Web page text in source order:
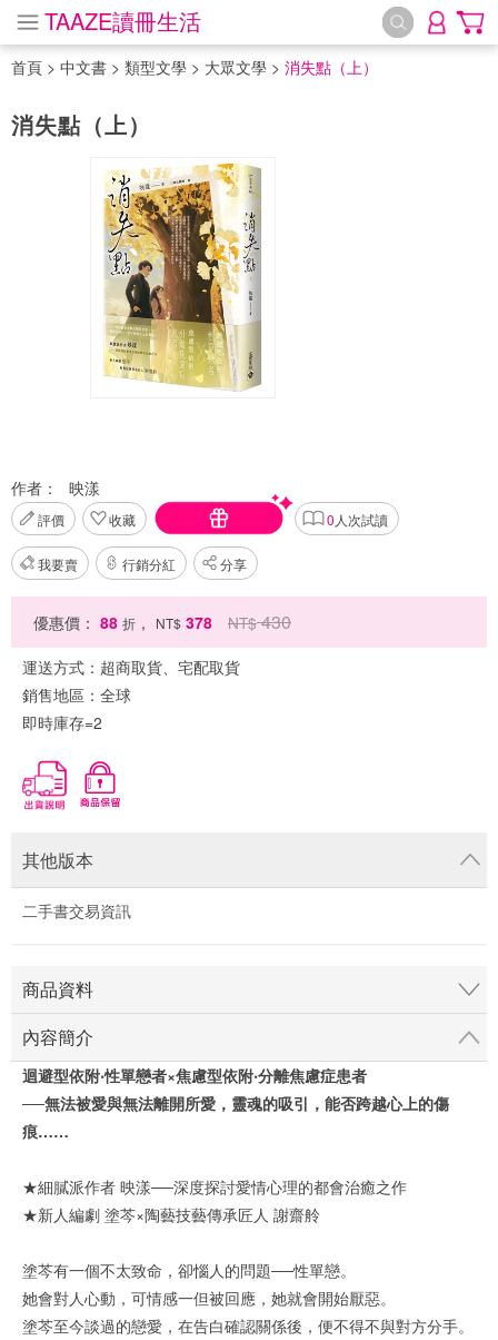
TAAZE讀冊生活
首頁 > 中文書 > 類型文學 > 大眾文學 > 消失點（上）
消失點（上）
作者： 映漾
評價 收藏 0 人次試讀
我要賣 行銷分紅 分享
優惠價： 88 折 ， NT$ 378 NT$ 430
運送方式： 超商取貨、宅配取貨
銷售地區： 全球
即時庫存=2
其他版本
二手書交易資訊
商品資料
內容簡介
迴避型依附‧性單戀者×焦慮型依附‧分離焦慮症患者
──無法被愛與無法離開所愛，靈魂的吸引，能否跨越心上的傷
痕……
★細膩派作者 映漾──深度探討愛情心理的都會治癒之作
★新人編劇 塗芩×陶藝技藝傳承匠人 謝齋舲
塗芩有一個不太致命，卻惱人的問題──性單戀。
她會對人心動，可情感一但被回應，她就會開始厭惡。
塗芩至今談過的戀愛，在告白確認關係後，便不得不與對方分手。